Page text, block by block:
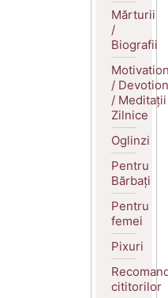
Mărturii
/
Biografii
/
/ Meditații
Zilnice
Oglinzi
Pentru
Bărbați
Pentru
femei
Pixuri
cititorilor